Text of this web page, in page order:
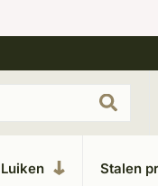
Unieke
Luiken Stalen